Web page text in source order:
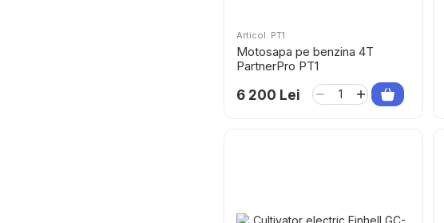
Articol: PT1
Motosapa pe benzina 4T
PartnerPro PT1
6 200 Lei